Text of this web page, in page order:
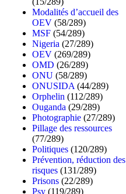
Modalités d’accueil des
OEV (58/289)
MSF (54/289)
Nigeria (27/289)
OEV (269/289)
OMD (26/289)
ONU (58/289)
ONUSIDA (44/289)
Orphelin (112/289)
Ouganda (29/289)
Photographie (27/289)
Pillage des ressources
(77/289)
Politiques (120/289)
Prévention, réduction des
risques (131/289)
Prisons (22/289)
Psy (119/289)